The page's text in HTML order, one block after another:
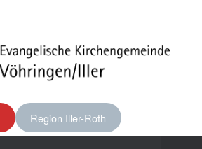
Region Iller-Roth